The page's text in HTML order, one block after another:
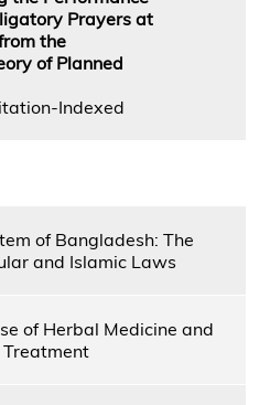
Prayers at
the
of Planned
Indexed
of Bangladesh: The
and Islamic Laws
of Herbal Medicine and